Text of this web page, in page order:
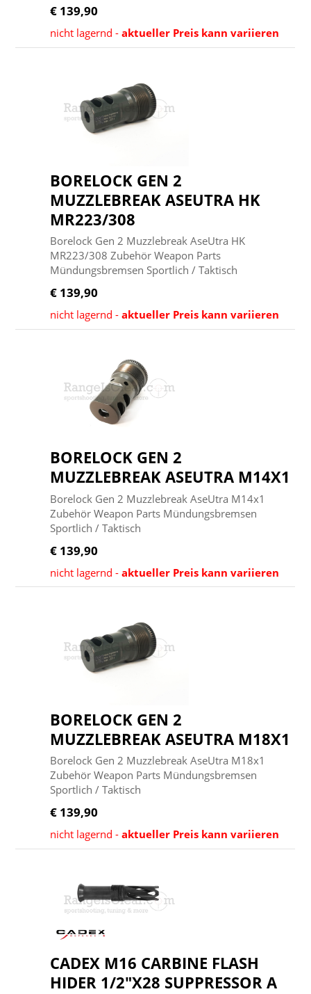
€ 139,90
nicht lagernd -aktueller Preis kann variieren
BORELOCK GEN 2
MUZZLEBREAK ASEUTRA HK
MR223/308
Borelock Gen 2 Muzzlebreak AseUtra HK
MR223/308 Zubehör Weapon Parts
Mündungsbremsen Sportlich / Taktisch
€ 139,90
nicht lagernd -aktueller Preis kann variieren
BORELOCK GEN 2
MUZZLEBREAK ASEUTRA M14X1
Borelock Gen 2 Muzzlebreak AseUtra M14x1
Zubehör Weapon Parts Mündungsbremsen
Sportlich / Taktisch
€ 139,90
nicht lagernd -aktueller Preis kann variieren
BORELOCK GEN 2
MUZZLEBREAK ASEUTRA M18X1
Borelock Gen 2 Muzzlebreak AseUtra M18x1
Zubehör Weapon Parts Mündungsbremsen
Sportlich / Taktisch
€ 139,90
nicht lagernd -aktueller Preis kann variieren
CADEX M16 CARBINE FLASH
HIDER 1/2"X28 SUPPRESSOR A